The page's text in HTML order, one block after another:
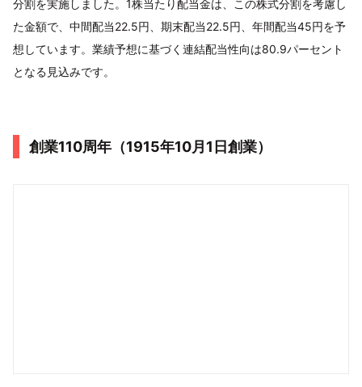
分割を実施しました。1株当たり配当金は、この株式分割を考慮し
た金額で、中間配当22.5円、期末配当22.5円、年間配当45円を予
想しています。業績予想に基づく連結配当性向は80.9パーセント
となる見込みです。
創業110周年（1915年10月1日創業）